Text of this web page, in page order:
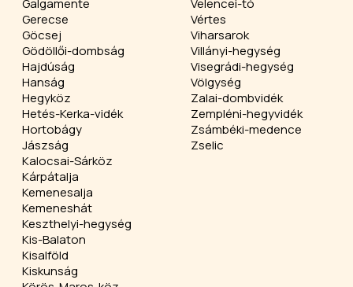
Galgamente
Gerecse
Göcsej
Gödöllői-dombság
Hajdúság
Hanság
Hegyköz
Hetés-Kerka-vidék
Hortobágy
Jászság
Kalocsai-Sárköz
Kárpátalja
Kemenesalja
Kemeneshát
Keszthelyi-hegység
Kis-Balaton
Kisalföld
Kiskunság
Velencei-tó
Vértes
Viharsarok
Villányi-hegység
Visegrádi-hegység
Völgység
Zalai-dombvidék
Zempléni-hegyvidék
Zsámbéki-medence
Zselic